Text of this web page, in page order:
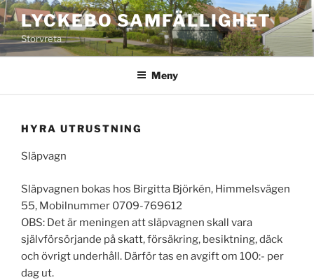
Hoppa
till
innehåll
LYCKEBO SAMFÄLLIGHET
Storvreta
Meny
HYRA UTRUSTNING
Släpvagn
Släpvagnen bokas hos Birgitta Björkén, Himmelsvägen
55, Mobilnummer 0709-769612
OBS: Det är meningen att släpvagnen skall vara
självförsörjande på skatt, försäkring, besiktning, däck
och övrigt underhåll. Därför tas en avgift om 100:- per
dag ut.